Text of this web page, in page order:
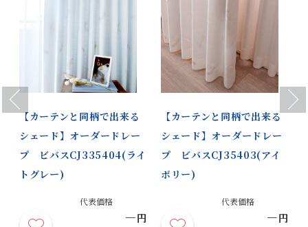
Previous
【カーテンと同柄で出来る
シェード】オーダードレー
プ ビバスCJ335404(ライ
トグレー)
代表価格
－円
【カーテンと同柄で出来る
シェード】オーダードレー
プ ビバスCJ35403(アイ
ボリー)
代表価格
－円
Next